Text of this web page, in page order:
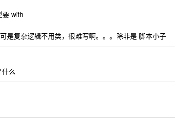
要 with
是复杂逻辑不用类，很难写啊。。。除非是 脚本小子
么